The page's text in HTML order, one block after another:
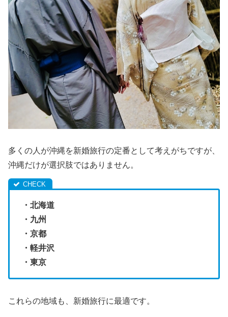
多くの人が沖縄を新婚旅行の定番として考えがちですが、
沖縄だけが選択肢ではありません。
・北海道
・九州
・京都
・軽井沢
・東京
これらの地域も、新婚旅行に最適です。